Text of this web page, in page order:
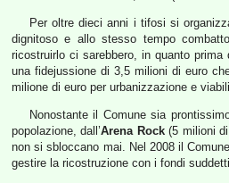
Per oltre dieci anni i tifosi si
dignitoso e allo stesso tempo
ricostruirlo ci sarebbero, in quanto
una fidejussione di 3,5 milioni di euro
milione di euro per urbanizzazione e
Nonostante il Comune sia
popolazione, dall’Arena Rock(5 milioni
non si sbloccano mai. Nel 2008 il
gestire la ricostruzione con i fondi